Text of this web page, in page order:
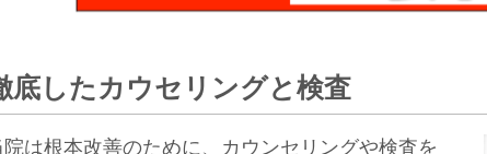
底したカウセリングと検査
は根本改善のために、 カウンセリングや検査を